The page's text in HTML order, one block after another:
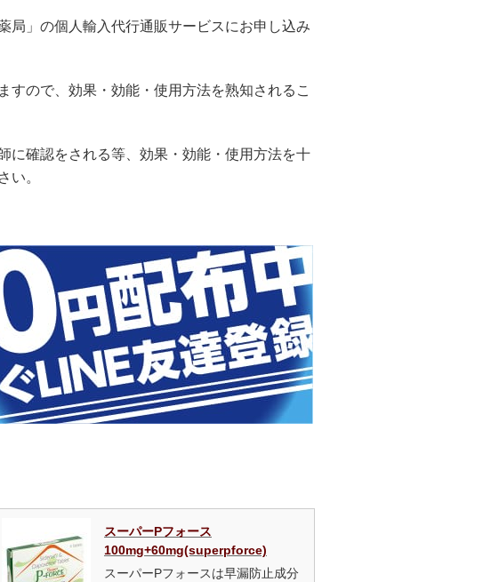
局」の個人輸入代行通販サービスにお申し込み
すので、効果・効能・使用方法を熟知されるこ
に確認をされる等、効果・効能・使用方法を十
い。
スーパーPフォース
100mg+60mg(superpforce)
スーパーPフォースは早漏防止成分